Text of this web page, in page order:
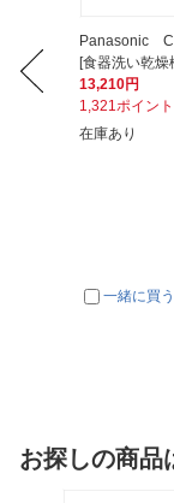
Panasonic
[食器洗い乾燥
13,210円
1,321ポイント
在庫あり
一緒に買う
お探しの商品